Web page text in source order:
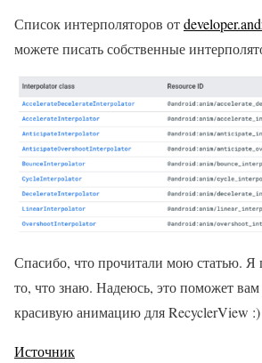
Список интерполяторов от
можете писать собственные
Спасибо, что прочитали мою статью. Я
то, что знаю. Надеюсь, это поможет вам
красивую анимацию для RecyclerView :)
Источник